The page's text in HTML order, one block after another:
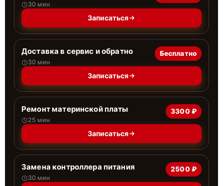
30 мин
Записаться
Доставка в сервис и обратно
30 мин
Бесплатно
Записаться
Ремонт материнской платы
25 мин
3300 ₽
Записаться
Замена контроллера питания
30 мин
2500 ₽